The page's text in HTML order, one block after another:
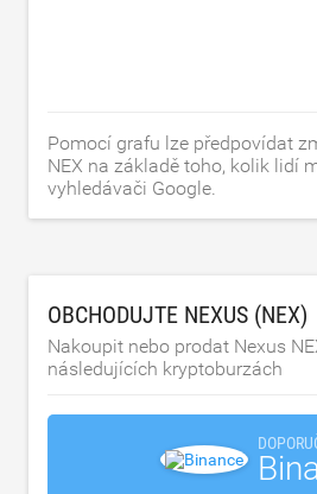
Pomocí grafu lze předpovídat
NEX na základě toho, kolik lidí
vyhledávači Google.
OBCHODUJTE NEXUS (NEX)
Nakoupit nebo prodat Nexus
následujících kryptoburzách